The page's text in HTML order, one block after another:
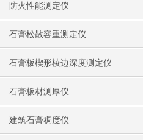
防火性能测定仪
石膏松散容重测定仪
石膏板楔形棱边深度测定仪
石膏板材测厚仪
建筑石膏稠度仪